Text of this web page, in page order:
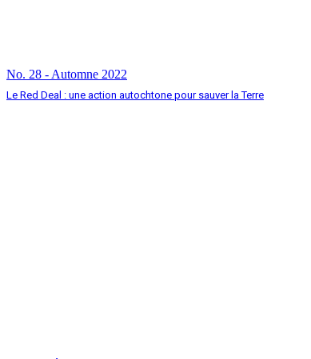
No. 28 - Automne 2022
Le Red Deal : une action autochtone pour sauver la Terre